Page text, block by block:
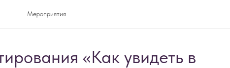
Мероприятия
«Как увидеть в